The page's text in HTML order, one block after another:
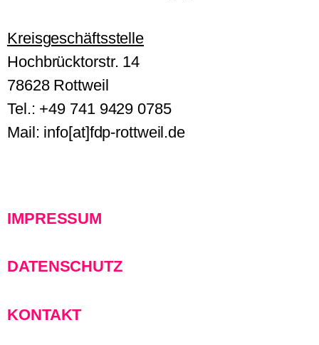
Kreisgeschäftsstelle
Hochbrücktorstr. 14
78628 Rottweil
Tel.: +49 741 9429 0785
Mail: info[at]fdp-rottweil.de
IMPRESSUM
DATENSCHUTZ
KONTAKT